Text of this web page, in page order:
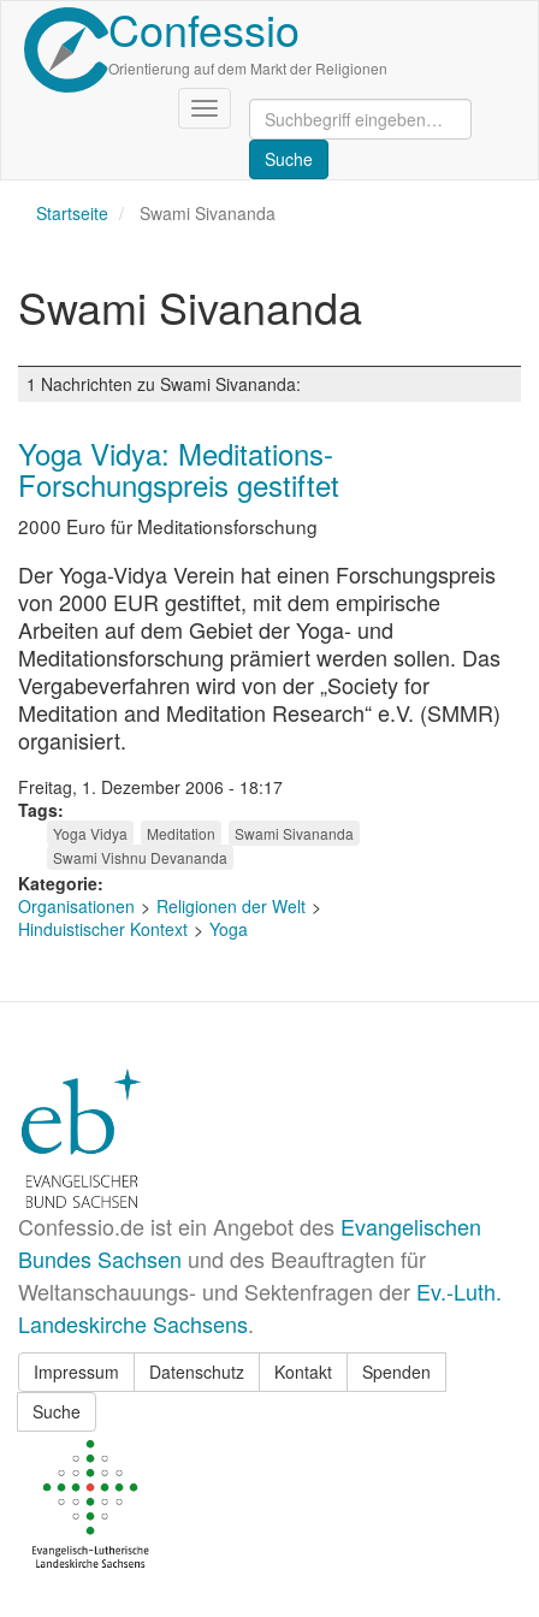
Direkt
zum
Inhalt
Confessio
Orientierung auf dem Markt der Religionen
Navigation
aktivieren/deaktivieren
Startseite Swami Sivananda
Swami Sivananda
1 Nachrichten zu Swami Sivananda:
Yoga Vidya: Meditations-
Forschungspreis gestiftet
2000 Euro für Meditationsforschung
Der Yoga-Vidya Verein hat einen Forschungspreis
von 2000 EUR gestiftet, mit dem empirische
Arbeiten auf dem Gebiet der Yoga- und
Meditationsforschung prämiert werden sollen. Das
Vergabeverfahren wird von der „Society for
Meditation and Meditation Research“ e.V. (SMMR)
organisiert.
Freitag, 1. Dezember 2006 - 18:17
Tags
Yoga Vidya Meditation
Swami Sivananda
Swami Vishnu Devananda
Kategorie
Organisationen
Religionen der Welt
Hinduistischer Kontext
Yoga
Confessio.de ist ein Angebot des Evangelischen
Bundes Sachsen und des Beauftragten für
Weltanschauungs- und Sektenfragen der Ev.-Luth.
Landeskirche Sachsens.
Impressum Datenschutz Kontakt
Spenden
Suche